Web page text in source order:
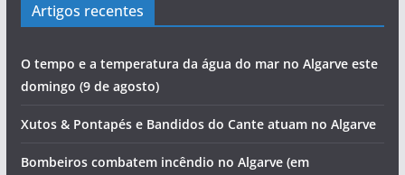
Artigos recentes
O tempo e a temperatura da água do mar no Algarve este
domingo (9 de agosto)
Xutos & Pontapés e Bandidos do Cante atuam no Algarve
Bombeiros combatem incêndio no Algarve (em